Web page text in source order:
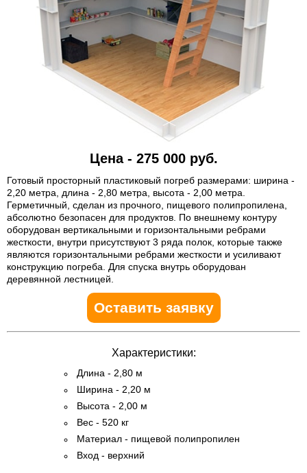
Цена - 275 000 руб.
Готовый просторный пластиковый погреб размерами: ширина -
2,20 метра, длина - 2,80 метра, высота - 2,00 метра.
Герметичный, сделан из прочного, пищевого полипропилена,
абсолютно безопасен для продуктов. По внешнему контуру
оборудован вертикальными и горизонтальными ребрами
жесткости, внутри присутствуют 3 ряда полок, которые также
являются горизонтальными ребрами жесткости и усиливают
конструкцию погреба. Для спуска внутрь оборудован
деревянной лестницей.
Оставить заявку
Характеристики:
Длина - 2,80 м
Ширина - 2,20 м
Высота - 2,00 м
Вес - 520 кг
Материал - пищевой полипропилен
Вход - верхний